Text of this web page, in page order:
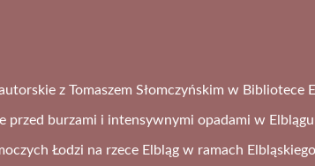
z Tomaszem Słomczyńskim w Bibliotece
przed burzami i intensywnymi opadami w Elblągu
Łodzi na rzece Elbląg w ramach